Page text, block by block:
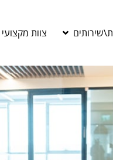
צוות מקצועי